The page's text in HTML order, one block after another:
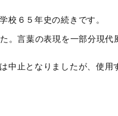
校６５年史の続きです。
。言葉の表現を一部分現
中止となりましたが、使